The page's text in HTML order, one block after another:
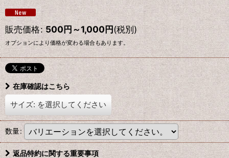
販売価格: 500円～1,000円(税別)
オプションにより価格が変わる場合もあります。
在庫確認はこちら
サイズ: を選択してください
数量:
返品特約に関する重要事項